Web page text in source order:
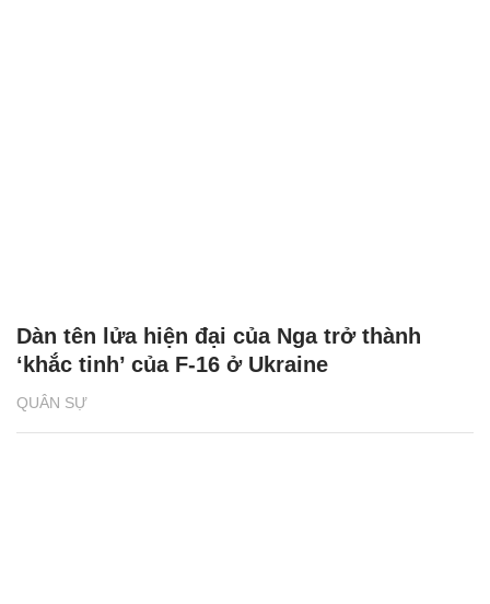
QUÂN SỰ
Dàn tên lửa hiện đại của Nga trở thành
‘khắc tinh’ của F-16 ở Ukraine